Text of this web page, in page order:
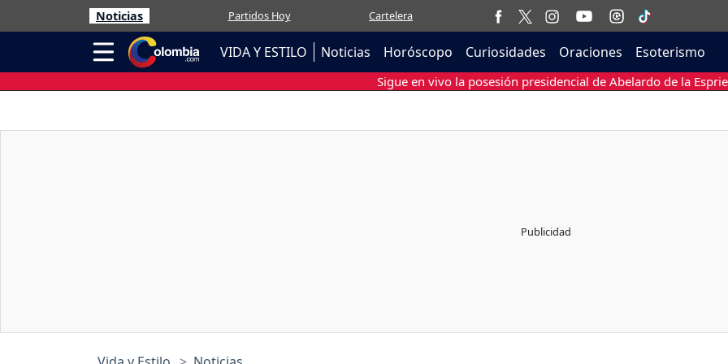
Noticias Partidos Hoy Cartelera
VIDA Y ESTILO Noticias Horóscopo Curiosidades Oraciones Esoterismo
Sigue en vivo la posesión presidencial de Abelardo de la